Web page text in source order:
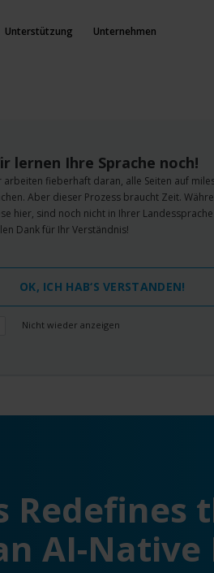
Unterstützung Unternehmen
lernen Ihre Sprache noch!
arbeiten fieberhaft daran, alle Seiten auf
Aber dieser Prozess braucht Zeit.
hier, sind noch nicht in Ihrer
Dank für Ihr Verständnis!
OK, ICH HAB‘S VERSTANDEN!
Nicht wieder anzeigen
AI-Native